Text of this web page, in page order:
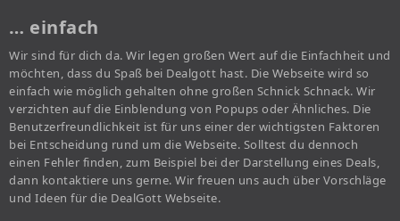
… einfach
Wir sind für dich da. Wir legen großen Wert auf die Einfachheit und
möchten, dass du Spaß bei Dealgott hast. Die Webseite wird so
einfach wie möglich gehalten ohne großen Schnick Schnack. Wir
verzichten auf die Einblendung von Popups oder Ähnliches. Die
Benutzerfreundlichkeit ist für uns einer der wichtigsten Faktoren
bei Entscheidung rund um die Webseite. Solltest du dennoch
einen Fehler finden, zum Beispiel bei der Darstellung eines Deals,
dann kontaktiere uns gerne. Wir freuen uns auch über Vorschläge
und Ideen für die DealGott Webseite.